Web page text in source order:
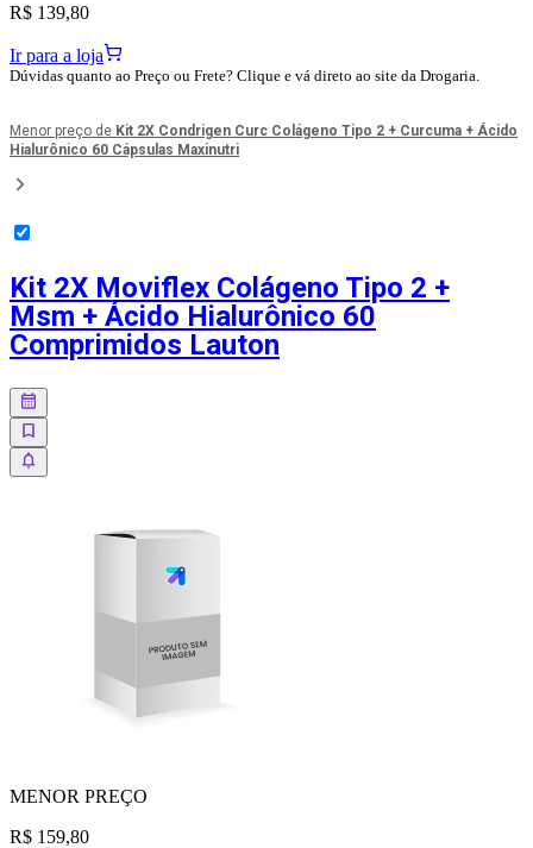
R$ 139,80
Ir para a loja
Dúvidas quanto ao Preço ou Frete? Clique e vá direto ao site da Drogaria.
Menor preço de Kit 2X Condrigen Curc Colágeno Tipo 2 + Curcuma + Ácido
Hialurônico 60 Cápsulas Maxinutri
Kit 2X Moviflex Colágeno Tipo 2 +
Msm + Ácido Hialurônico 60
Comprimidos Lauton
MENOR PREÇO
R$ 159,80